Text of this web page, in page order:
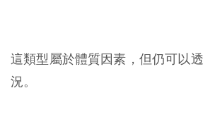
這類型屬於體質因素，但仍可以
況。